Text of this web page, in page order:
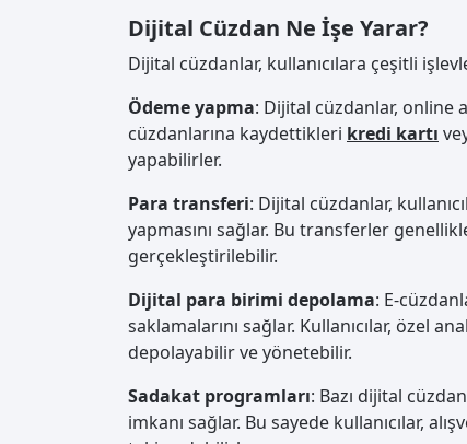
Dijital Cüzdan Ne İşe Yarar?
Dijital cüzdanlar, kullanıcılara çeşitli
Ödeme yapma: Dijital cüzdanlar, online
cüzdanlarına kaydettikleri kredi kartı
yapabilirler.
Para transferi: Dijital cüzdanlar,
yapmasını sağlar. Bu transferler
gerçekleştirilebilir.
Dijital para birimi depolama: E-
saklamalarını sağlar. Kullanıcılar, özel
depolayabilir ve yönetebilir.
Sadakat programları: Bazı dijital
imkanı sağlar. Bu sayede kullanıcılar,